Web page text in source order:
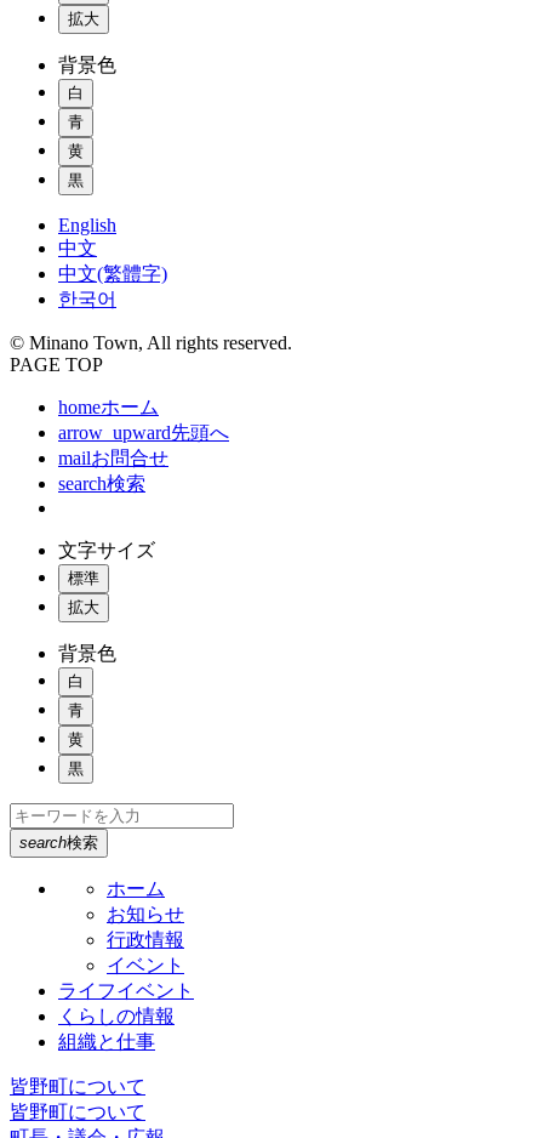
拡大
背景色
白
青
黄
黒
English
中文
中文(繁體字)
한국어
© Minano Town, All rights reserved.
PAGE TOP
homeホーム
arrow_upward先頭へ
mailお問合せ
search検索
文字サイズ
標準
拡大
背景色
白
青
黄
黒
search検索
ホーム
お知らせ
行政情報
イベント
ライフイベント
くらしの情報
組織と仕事
皆野町について
皆野町について